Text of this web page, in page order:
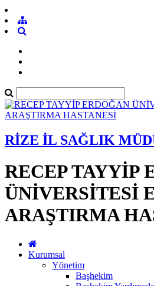
RİZE İL SAĞLIK
RECEP TAYYİP
ÜNİVERSİTESİ
ARAŞTIRMA
Kurumsal
Yönetim
Başhekim